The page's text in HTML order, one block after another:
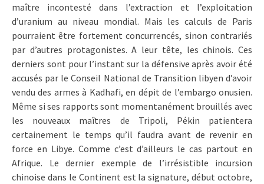
maître incontesté dans l’extraction et l’exploitation
d’uranium au niveau mondial. Mais les calculs de Paris
pourraient être fortement concurrencés, sinon contrariés
par d’autres protagonistes. A leur tête, les chinois. Ces
derniers sont pour l’instant sur la défensive après avoir été
accusés par le Conseil National de Transition libyen d’avoir
vendu des armes à Kadhafi, en dépit de l’embargo onusien.
Même si ses rapports sont momentanément brouillés avec
les nouveaux maîtres de Tripoli, Pékin patientera
certainement le temps qu’il faudra avant de revenir en
force en Libye. Comme c’est d’ailleurs le cas partout en
Afrique. Le dernier exemple de l’irrésistible incursion
chinoise dans le Continent est la signature, début octobre,